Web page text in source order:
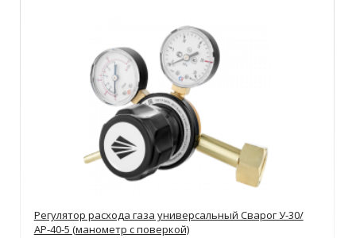
Регулятор расхода газа универсальный Сварог У-30/
АР-40-5 (манометр с поверкой)